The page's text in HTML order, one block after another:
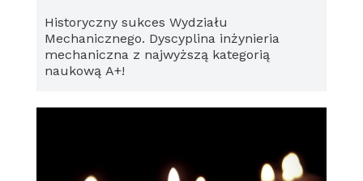
Historyczny sukces Wydziału
Mechanicznego. Dyscyplina inżynieria
mechaniczna z najwyższą kategorią
naukową A+!